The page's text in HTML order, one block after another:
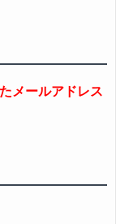
メールアドレス